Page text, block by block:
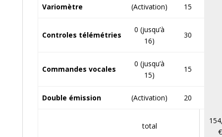
Variomètre (Activation) 15
Controles télémétries
0 (jusqu’à
16)
30
Commandes vocales
0 (jusqu’à
15)
15
Double émission (Activation) 20
total
€